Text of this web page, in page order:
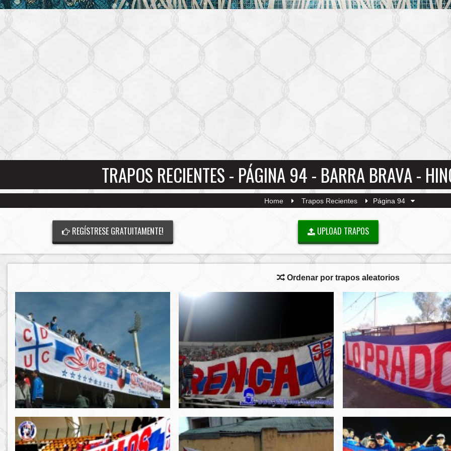
TRAPOS RECIENTES - PÁGINA 94 - BARRA BRAVA -
Home Trapos Recientes Página 94
REGÍSTRESE GRATUITAMENTE! UPLOAD TRAPOS
Ordenar por trapos aleatorios